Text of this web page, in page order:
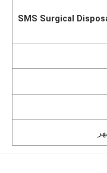
SMS Surgical